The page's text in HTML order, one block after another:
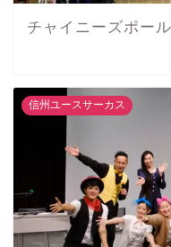
チャイニーズポー
信州ユースサーカス